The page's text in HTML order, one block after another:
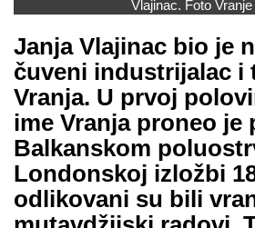
Vlajinac. Foto
Janja Vlajinac bio je
čuveni industrijalac i
Vranja. U prvoj
ime Vranja proneo je
Balkanskom
Londonskoj izložbi
odlikovani su bili